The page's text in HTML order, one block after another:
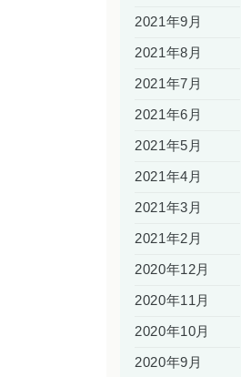
2021年9月
2021年8月
2021年7月
2021年6月
2021年5月
2021年4月
2021年3月
2021年2月
2020年12月
2020年11月
2020年10月
2020年9月